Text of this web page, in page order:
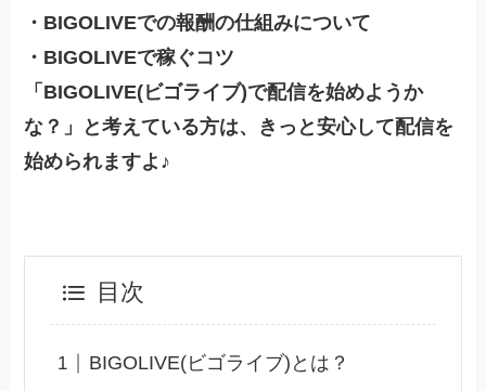
・BIGOLIVEでの報酬の仕組みについて
・BIGOLIVEで稼ぐコツ
「BIGOLIVE(ビゴライブ)で配信を始めようか
な？」と考えている方は、きっと安心して配信を
始められますよ♪
目次
BIGOLIVE(ビゴライブ)とは？